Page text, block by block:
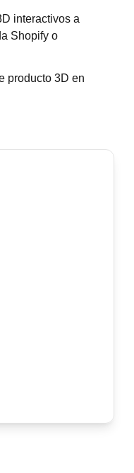
interactivos a
Shopify o
producto 3D en